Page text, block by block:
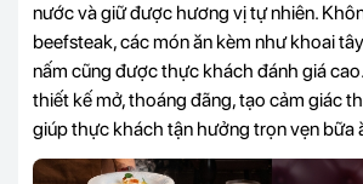
nước và giữ được hương vị tự nhiên.
beefsteak, các món ăn kèm như khoai
nấm cũng được thực khách đánh giá
thiết kế mở, thoáng đãng, tạo cảm giác
giúp thực khách tận hưởng trọn vẹn bữa